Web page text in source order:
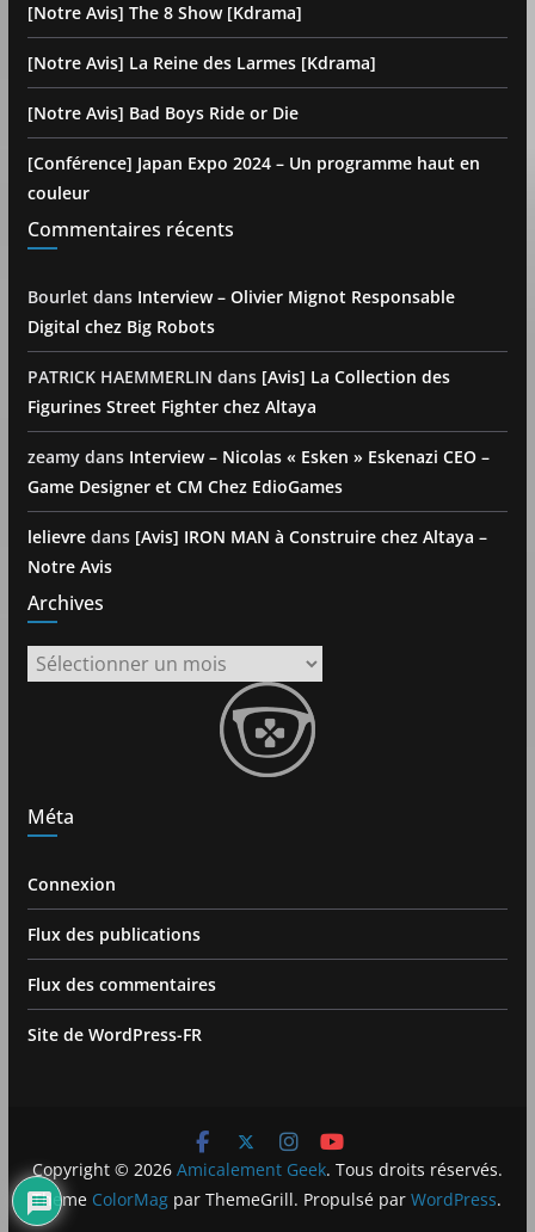
[Notre Avis] The 8 Show [Kdrama]
[Notre Avis] La Reine des Larmes [Kdrama]
[Notre Avis] Bad Boys Ride or Die
[Conférence] Japan Expo 2024 – Un programme haut en
couleur
Commentaires récents
Bourlet dans Interview – Olivier Mignot Responsable
Digital chez Big Robots
PATRICK HAEMMERLIN dans [Avis] La Collection des
Figurines Street Fighter chez Altaya
zeamydans Interview – Nicolas « Esken » Eskenazi CEO –
Game Designer et CM Chez EdioGames
lelievredans [Avis] IRON MAN à Construire chez Altaya –
Notre Avis
Archives
Archives
Méta
Connexion
Flux des publications
Flux des commentaires
Site de WordPress-FR
Copyright © 2026 Amicalement Geek. Tous droits réservés.
Theme ColorMag par ThemeGrill. Propulsé parWordPress.